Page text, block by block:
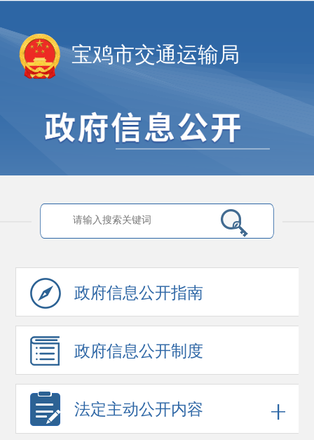
宝鸡市交通运输局
政府信息公开指南
政府信息公开制度
法定主动公开内容